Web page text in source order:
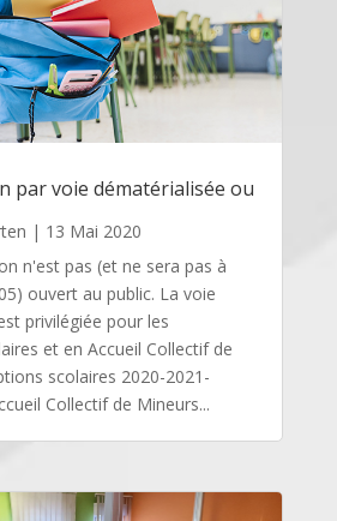
par voie dématérialisée ou
| 13 Mai 2020
n'est pas (et ne sera pas à
ouvert au public. La voie
privilégiée pour les
et en Accueil Collectif de
scolaires 2020-2021-
Collectif de Mineurs...